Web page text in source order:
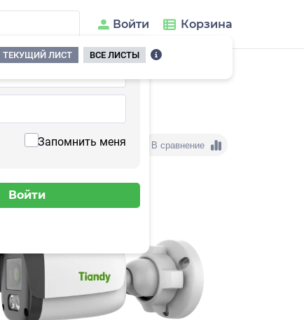
Войти
Запомнить меня
Корзина
ТЕКУЩИЙ ЛИСТ
ВСЕ ЛИСТЫ
В сравнение